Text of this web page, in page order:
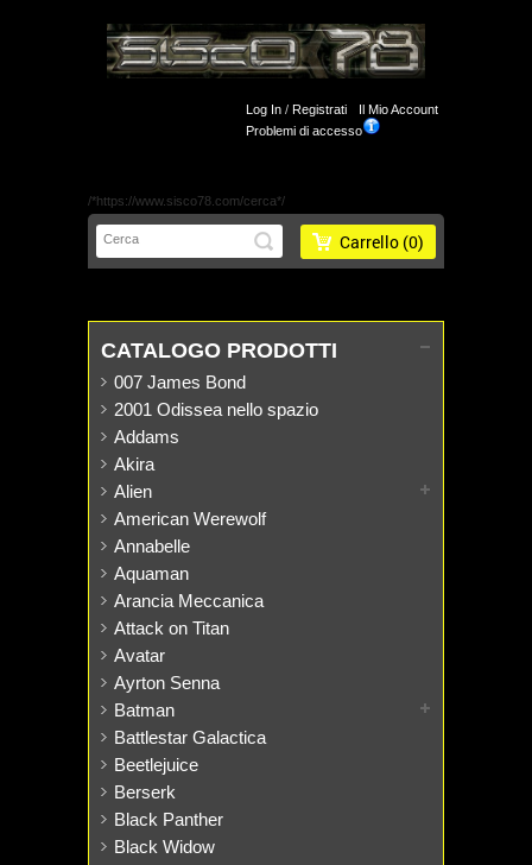
/*https://www.sisco78.com/cerca*/
Log In / Registrati
Il Mio Account
Problemi di accesso
Carrello (0)
CATALOGO PRODOTTI
007 James Bond
2001 Odissea nello spazio
Addams
Akira
Alien
American Werewolf
Annabelle
Aquaman
Arancia Meccanica
Attack on Titan
Avatar
Ayrton Senna
Batman
Battlestar Galactica
Beetlejuice
Berserk
Black Panther
Black Widow